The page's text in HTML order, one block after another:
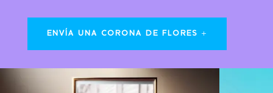
ENVÍA UNA CORONA DE FLORES